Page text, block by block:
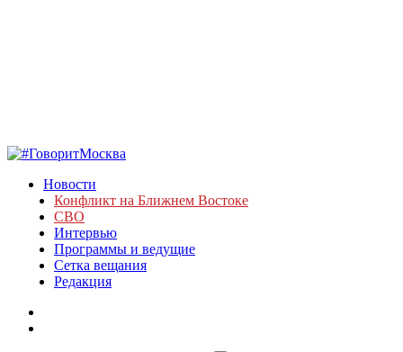
Новости
Конфликт на Ближнем Востоке
СВО
Интервью
Программы и ведущие
Сетка вещания
Редакция